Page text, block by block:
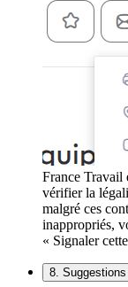
France Travail
vérifier la
malgré ces
inappropriés,
« Signaler
8.